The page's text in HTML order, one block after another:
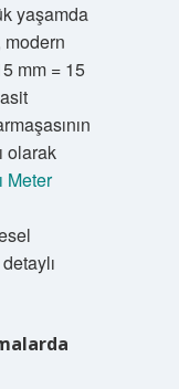
yaşamda
mm = 15
olarak
Meter